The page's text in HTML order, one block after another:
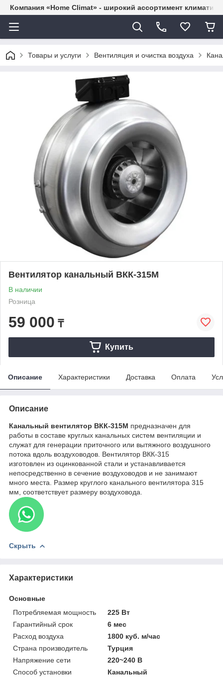
Компания «Home Climat» - широкий ассортимент
Товары и услуги Вентиляция и очистка воздуха
Вентилятор канальный ВКК-315М
В наличии
Розница
59 000 ₸
Купить
Описание Характеристики Доставка Оплата
Описание
Канальный вентилятор ВКК-315М предназначен для
работы в составе круглых канальных систем вентиляции и
служат для генерации приточного или вытяжного воздушного
потока вдоль воздуховодов. Вентилятор ВКК-315
изготовлен из оцинкованной стали и устанавливается
непосредственно в сечение воздуховодов и не занимают
много места. Размер круглого канального вентилятора 315
мм, соответствует размеру воздуховода.
Скрыть
Характеристики
Основные
Потребляемая мощность
225 Вт
Гарантийный срок
6 мес
Расход воздуха
1800 куб. м/час
Страна производитель
Турция
Напряжение сети
220~240 В
Способ установки
Канальный